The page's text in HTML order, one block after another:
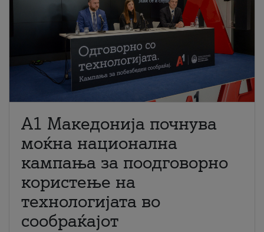
A1 Македонија почнува
моќна национална
кампања за поодговорно
користење на
технологијата во
сообраќајот